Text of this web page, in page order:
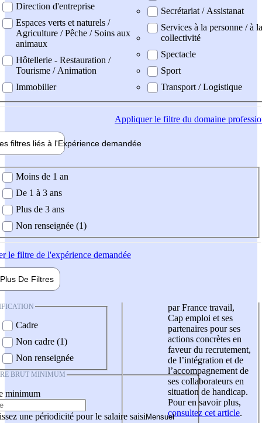
Direction d'entreprise
Espaces verts et naturels /
Agriculture / Pêche / Soins aux
animaux
Hôtellerie - Restauration /
Tourisme / Animation
Immobilier
Secrétariat / Assistanat
Services à la personne / à la
collectivité
Spectacle
Sport
Transport / Logistique
Appliquerle filtre du domaine
filtres liés à l'Expérience demandée
demandée
Moins de 1 an
De 1 à 3 ans
Plus de 3 ans
Non renseignée (1)
le filtre de l'expérience demandée
Plus De Filtres
Cadre
Non cadre (1)
Non renseignée
BRUT MINIMUM
minimum
une périodicité pour le salaire saisi
par France travail,
Cap emploi et ses
partenaires pour ses
actions concrètes en
faveur du recrutement,
de l’intégration et de
l’accompagnement de
ses collaborateurs en
situation de handicap.
Pour en savoir plus,
consultez cet article.